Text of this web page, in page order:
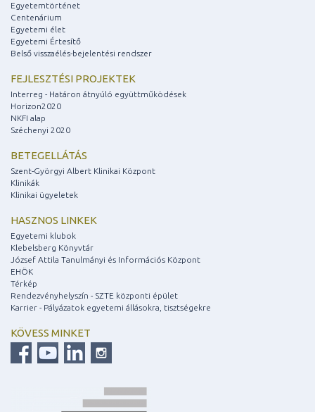
Egyetemtörténet
Centenárium
Egyetemi élet
Egyetemi Értesítő
Belső visszaélés-bejelentési rendszer
FEJLESZTÉSI PROJEKTEK
Interreg - Határon átnyúló együttműködések
Horizon2020
NKFI alap
Széchenyi 2020
BETEGELLÁTÁS
Szent-Györgyi Albert Klinikai Központ
Klinikák
Klinikai ügyeletek
HASZNOS LINKEK
Egyetemi klubok
Klebelsberg Könyvtár
József Attila Tanulmányi és Információs Központ
EHÖK
Térkép
Rendezvényhelyszín - SZTE központi épület
Karrier - Pályázatok egyetemi állásokra, tisztségekre
KÖVESS MINKET